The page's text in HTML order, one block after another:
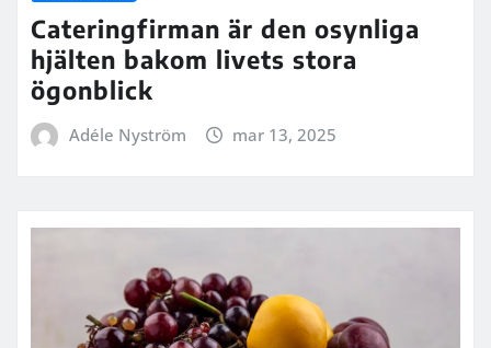
Cateringfirman är den osynliga
hjälten bakom livets stora
ögonblick
Adéle Nyström mar 13, 2025